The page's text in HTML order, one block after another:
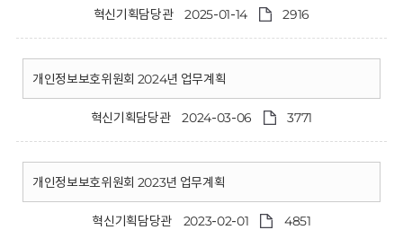
혁신기획담당관 2025-01-14 2916
개인정보보호위원회 2024년 업무계획
혁신기획담당관 2024-03-06 3771
개인정보보호위원회 2023년 업무계획
혁신기획담당관 2023-02-01 4851